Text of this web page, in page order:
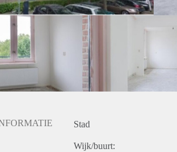
Stad
Wijk/buurt: